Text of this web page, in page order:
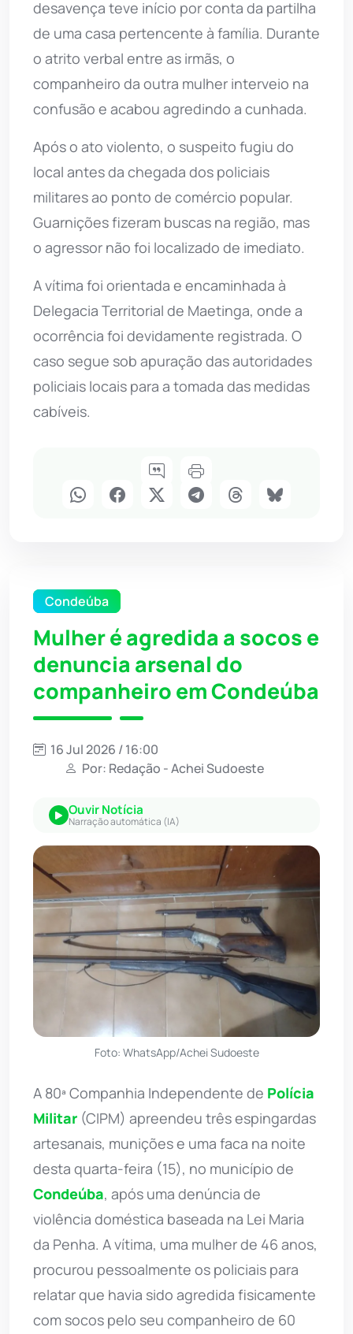
desavença teve início por conta da partilha
de uma casa pertencente à família. Durante
o atrito verbal entre as irmãs, o
companheiro da outra mulher interveio na
confusão e acabou agredindo a cunhada.
Após o ato violento, o suspeito fugiu do
local antes da chegada dos policiais
militares ao ponto de comércio popular.
Guarnições fizeram buscas na região, mas
o agressor não foi localizado de imediato.
A vítima foi orientada e encaminhada à
Delegacia Territorial de Maetinga, onde a
ocorrência foi devidamente registrada. O
caso segue sob apuração das autoridades
policiais locais para a tomada das medidas
cabíveis.
Condeúba
Mulher é agredida a socos e
denuncia arsenal do
companheiro em Condeúba
16 Jul 2026 / 16:00
Por: Redação - Achei Sudoeste
Ouvir Notícia
Narração automática (IA)
Foto: WhatsApp/Achei Sudoeste
A 80ª Companhia Independente de Polícia
Militar (CIPM) apreendeu três espingardas
artesanais, munições e uma faca na noite
desta quarta-feira (15), no município de
Condeúba, após uma denúncia de
violência doméstica baseada na Lei Maria
da Penha. A vítima, uma mulher de 46 anos,
procurou pessoalmente os policiais para
relatar que havia sido agredida fisicamente
com socos pelo seu companheiro de 60